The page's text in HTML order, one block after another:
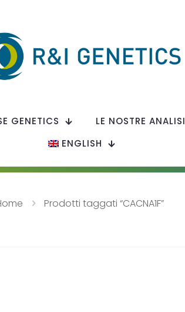
GENETICS LE NOSTRE ANALISI
ENGLISH
Prodotti taggati “CACNA1F”